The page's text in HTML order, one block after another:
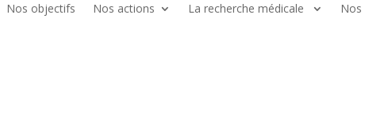
Nos objectifs Nos actions La recherche médicale Nos